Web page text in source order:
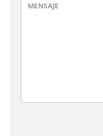
MENSAJE